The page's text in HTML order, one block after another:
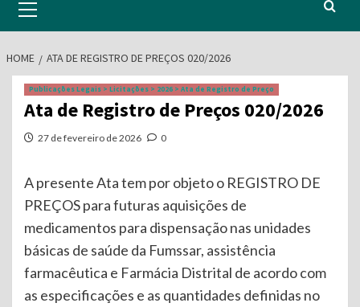
Menu
HOME ATA DE REGISTRO DE PREÇOS 020/2026
Publicações Legais > Licitações > 2026 > Ata de Registro de Preço
Ata de Registro de Preços 020/2026
27 de fevereiro de 2026 0
A presente Ata tem por objeto o REGISTRO DE
PREÇOS para futuras aquisições de
medicamentos para dispensação nas unidades
básicas de saúde da Fumssar, assistência
farmacêutica e Farmácia Distrital de acordo com
as especificações e as quantidades definidas no